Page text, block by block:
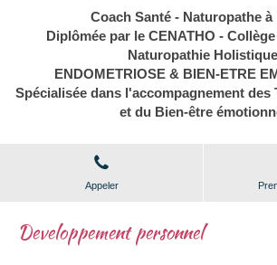
Coach Santé - Naturopathe à
Diplômée par le CENATHO -
Naturopathie Holistique
ENDOMETRIOSE & BIEN-ETRE
Spécialisée dans l'accompagnement des
et du Bien-être
Appeler
Developpement personnel